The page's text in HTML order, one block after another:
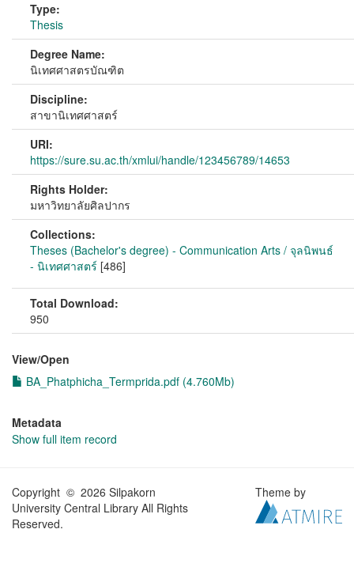
Type:
Thesis
Degree Name:
นิเทศศาสตรบัณฑิต
Discipline:
สาขานิเทศศาสตร์
URI:
https://sure.su.ac.th/xmlui/handle/123456789/14653
Rights Holder:
มหาวิทยาลัยศิลปากร
Collections:
Theses (Bachelor's degree) - Communication Arts / จุลนิพนธ์
- นิเทศศาสตร์ [486]
Total Download:
950
View/Open
BA_Phatphicha_Termprida.pdf (4.760Mb)
Metadata
Show full item record
Copyright © 2026 Silpakorn
University Central Library All Rights
Reserved.
Theme by